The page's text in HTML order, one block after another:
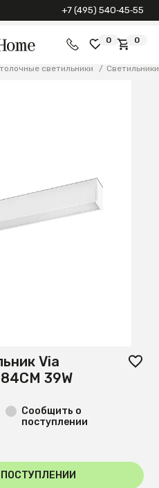
+7 (495) 540‑45‑55
0 0
светильники / Светильники
Via
39W
Сообщить о
поступлении